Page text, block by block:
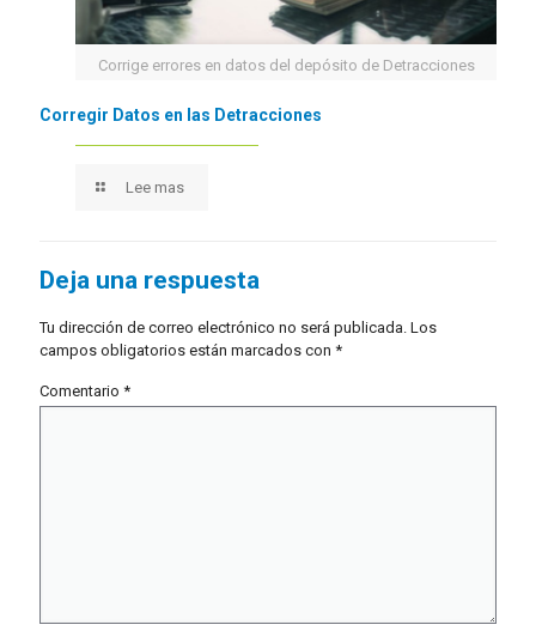
Corrige errores en datos del depósito de Detracciones
Corregir Datos en las Detracciones
Lee mas
Deja una respuesta
Tu dirección de correo electrónico no será publicada. Los
campos obligatorios están marcados con *
Comentario *